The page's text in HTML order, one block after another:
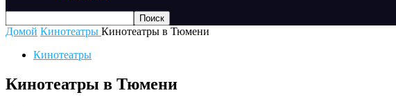
Домой Кинотеатры Кинотеатры в Тюмени
Кинотеатры
Кинотеатры в Тюмени